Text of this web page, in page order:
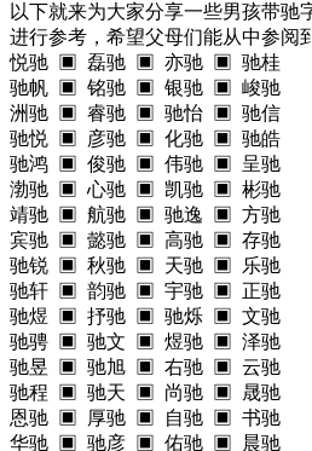
以下就来为大家分享一些男孩带驰
进行参考，希望父母们能从中参阅
悦驰 ▣ 磊驰 ▣ 亦驰 ▣ 驰桂
驰帆 ▣ 铭驰 ▣ 银驰 ▣ 峻驰
洲驰 ▣ 睿驰 ▣ 驰怡 ▣ 驰信
驰悦 ▣ 彦驰 ▣ 化驰 ▣ 驰皓
驰鸿 ▣ 俊驰 ▣ 伟驰 ▣ 呈驰
渤驰 ▣ 心驰 ▣ 凯驰 ▣ 彬驰
靖驰 ▣ 航驰 ▣ 驰逸 ▣ 方驰
宾驰 ▣ 懿驰 ▣ 高驰 ▣ 存驰
驰锐 ▣ 秋驰 ▣ 天驰 ▣ 乐驰
驰轩 ▣ 韵驰 ▣ 宇驰 ▣ 正驰
驰煜 ▣ 抒驰 ▣ 驰烁 ▣ 文驰
驰骋 ▣ 驰文 ▣ 煜驰 ▣ 泽驰
驰昱 ▣ 驰旭 ▣ 右驰 ▣ 云驰
驰程 ▣ 驰天 ▣ 尚驰 ▣ 晟驰
恩驰 ▣ 厚驰 ▣ 自驰 ▣ 书驰
华驰 ▣ 驰彦 ▣ 佑驰 ▣ 晨驰